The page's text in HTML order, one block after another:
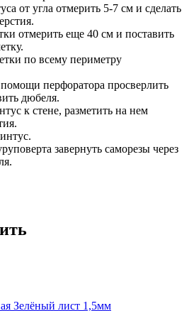
от угла отмерить 5-7 см и сделать
отмерить еще 40 см и поставить
по всему периметру
перфоратора просверлить
дюбеля.
к стене, разметить на нем
завернуть саморезы через